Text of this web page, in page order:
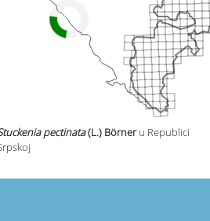
pectinata(L.) Börner u Republici